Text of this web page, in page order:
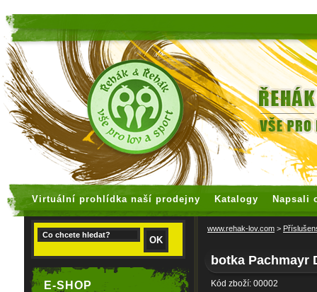
Virtuální prohlídka naší prodejny Katalogy Napsali
E-SHOP
www.rehak-lov.com >
botka Pachmayr
Kód zboží: 00002